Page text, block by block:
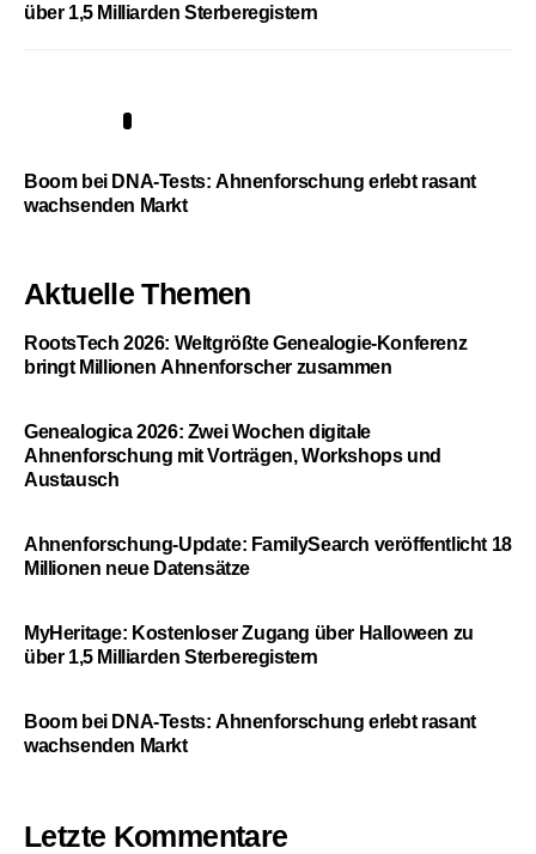
über 1,5 Milliarden Sterberegistern
Boom bei DNA-Tests: Ahnenforschung erlebt rasant
wachsenden Markt
Aktuelle Themen
RootsTech 2026: Weltgrößte Genealogie-Konferenz
bringt Millionen Ahnenforscher zusammen
Genealogica 2026: Zwei Wochen digitale
Ahnenforschung mit Vorträgen, Workshops und
Austausch
Ahnenforschung-Update: FamilySearch veröffentlicht 18
Millionen neue Datensätze
MyHeritage: Kostenloser Zugang über Halloween zu
über 1,5 Milliarden Sterberegistern
Boom bei DNA-Tests: Ahnenforschung erlebt rasant
wachsenden Markt
Letzte Kommentare